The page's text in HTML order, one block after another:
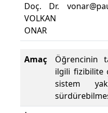
Doç. Dr.
VOLKAN
ONAR
Amaç
Öğrencinin
ilgili fizibilite
sistem